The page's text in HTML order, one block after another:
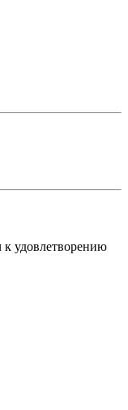
удовлетворению